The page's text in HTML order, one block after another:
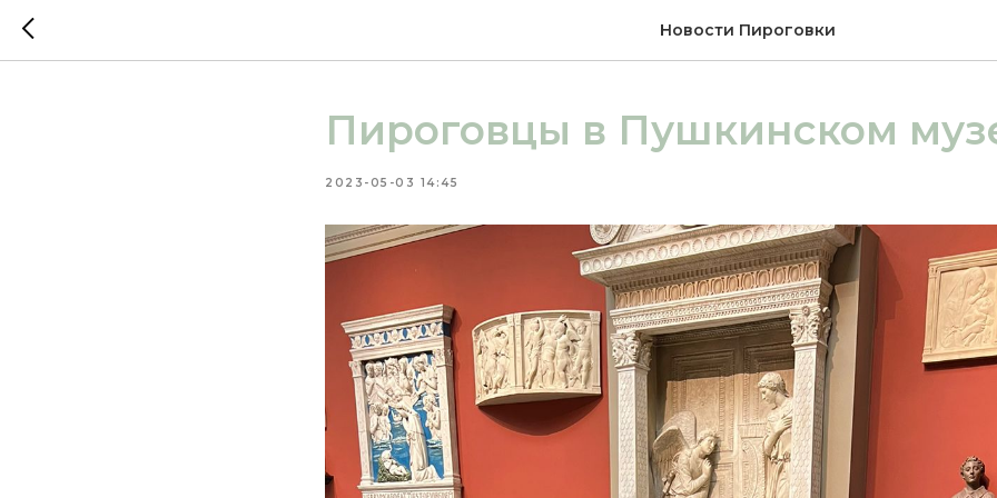
Новости Пироговки
Пироговцы в Пушкинском
2023-05-03 14:45